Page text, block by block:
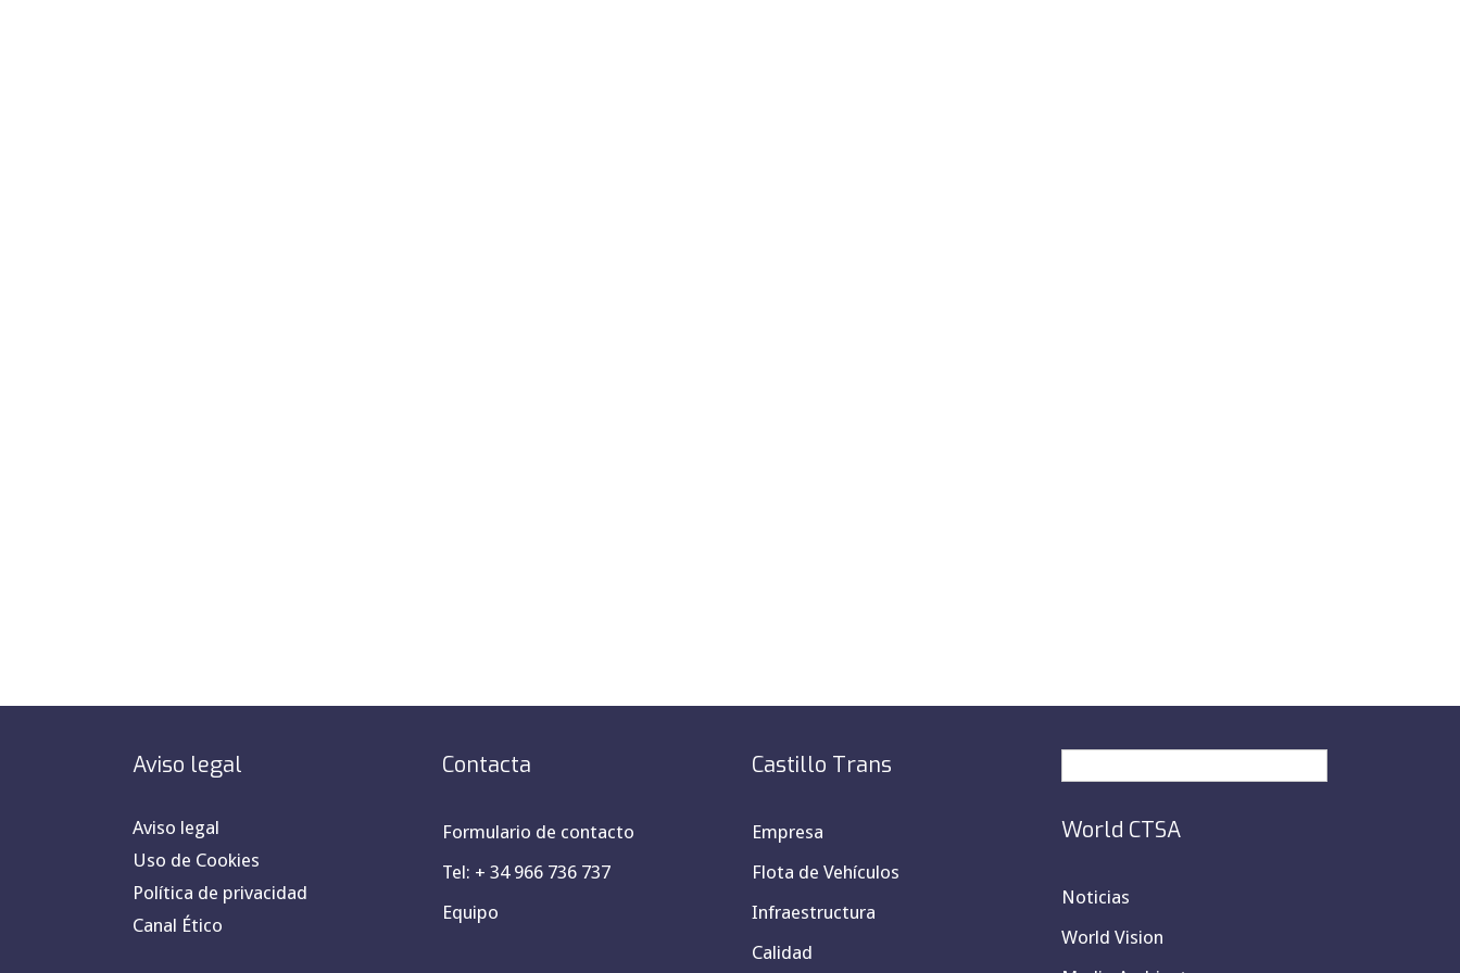
Aviso legal
Aviso legal
Uso de Cookies
Política de privacidad
Canal Ético
Contacta
Formulario de contacto
Tel: + 34 966 736 737
Equipo
Castillo Trans
Empresa
Flota de Vehículos
Infraestructura
Calidad
World CTSA
Noticias
World Vision